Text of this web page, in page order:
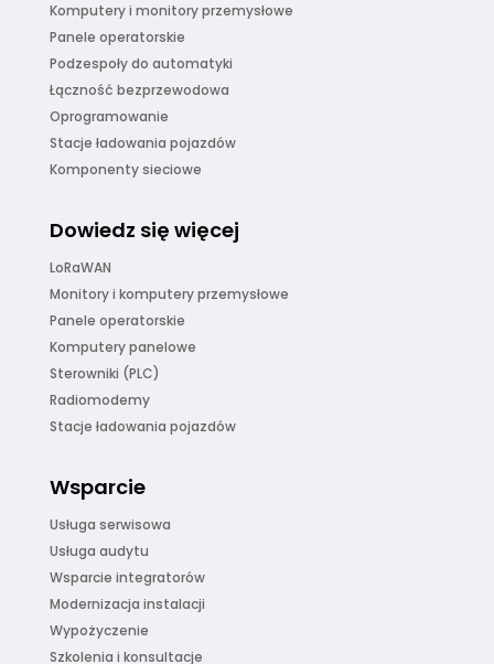
Komputery i monitory przemysłowe
Panele operatorskie
Podzespoły do automatyki
Łączność bezprzewodowa
Oprogramowanie
Stacje ładowania pojazdów
Komponenty sieciowe
Dowiedz się więcej
LoRaWAN
Monitory i komputery przemysłowe
Panele operatorskie
Komputery panelowe
Sterowniki (PLC)
Radiomodemy
Stacje ładowania pojazdów
Wsparcie
Usługa serwisowa
Usługa audytu
Wsparcie integratorów
Modernizacja instalacji
Wypożyczenie
Szkolenia i konsultacje